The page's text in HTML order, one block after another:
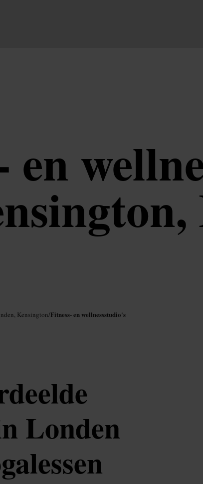
en
Kensington/Fitness- en wellnessstudio's
Londen